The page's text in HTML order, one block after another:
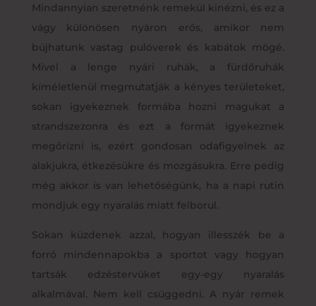
Mindannyian szeretnénk remekül kinézni, és ez a
vágy különösen nyáron erős, amikor nem
bújhatunk vastag pulóverek és kabátok mögé.
Mivel a lenge nyári ruhák, a fürdőruhák
kíméletlenül megmutatják a kényes területeket,
sokan igyekeznek formába hozni magukat a
strandszezonra és ezt a formát igyekeznek
megőrizni is, ezért gondosan odafigyelnek az
alakjukra, étkezésükre és mozgásukra. Erre pedig
még akkor is van lehetőségünk, ha a napi rutin
mondjuk egy nyaralás miatt felborul.
Sokan küzdenek azzal, hogyan illesszék be a
forró mindennapokba a sportot vagy hogyan
tartsák edzéstervüket egy-egy nyaralás
alkalmával. Nem kell csüggedni. A nyár remek